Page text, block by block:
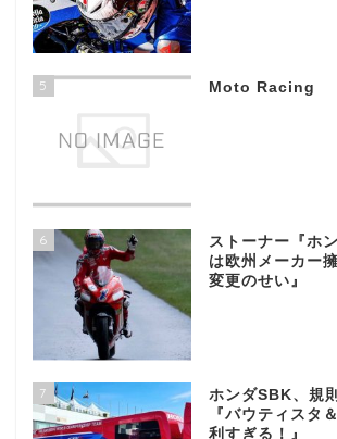
5 Moto Racing
6
ストーナー『ホ
は欧州メーカー
変更のせい』
7
ホンダSBK、規
『バウティスタ
利すぎる！』